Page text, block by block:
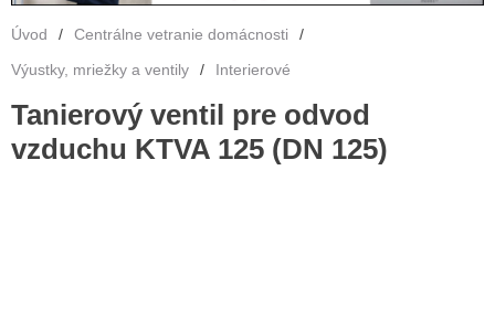
Úvod / Centrálne vetranie domácnosti
/
Výustky, mriežky a ventily
/ Interierové
Tanierový ventil pre odvod
vzduchu KTVA 125 (DN 125)